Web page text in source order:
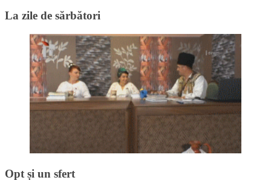
La zile de sărbători
Opt și un sfert